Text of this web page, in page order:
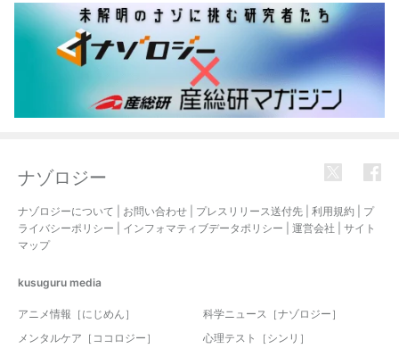
ナゾロジー
ナゾロジーについて お問い合わせ プレスリリース送付先 利用規約
プ
ライバシーポリシー
インフォマティブデータポリシー 運営会社
サイト
マップ
kusuguru media
アニメ情報［にじめん］
科学ニュース［ナゾロジー］
メンタルケア［ココロジー］
心理テスト［シンリ］